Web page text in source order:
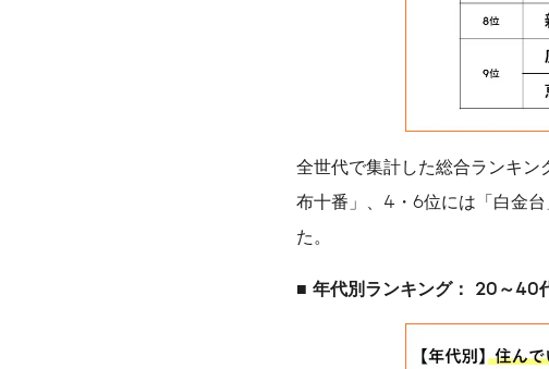
全世代で集計した総合ランキ
布十番」、4・6位には「白金
た。
■ 年代別ランキング： 20～40